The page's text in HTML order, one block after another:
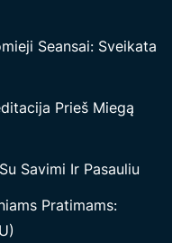
Seansai: Sveikata
Prieš Miegą
Savimi Ir Pasauliu
Pratimams: